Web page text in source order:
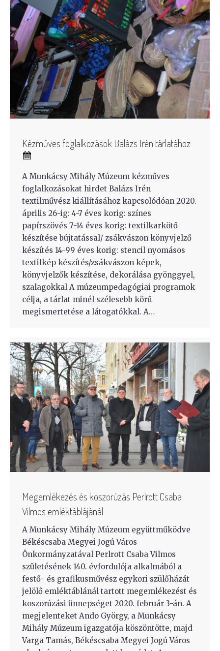
Kézműves foglalkozások Balázs Irén tárlatához
A Munkácsy Mihály Múzeum kézműves
foglalkozásokat hirdet Balázs Irén
textilművész kiállításához kapcsolódóan 2020.
április 26-ig: 4-7 éves korig: színes
papírszövés 7-14 éves korig: textilkarkötő
készítése bújtatással/ zsákvászon könyvjelző
készítés 14-99 éves korig: stencil nyomásos
textilkép készítés/zsákvászon képek,
könyvjelzők készítése, dekorálása gyönggyel,
szalagokkal A múzeumpedagógiai programok
célja, a tárlat minél szélesebb körű
megismertetése a látogatókkal. A…
Megemlékezés és koszorúzás Perlrott Csaba
Vilmos emléktáblájánál
A Munkácsy Mihály Múzeum együttműködve
Békéscsaba Megyei Jogú Város
Önkormányzatával Perlrott Csaba Vilmos
születésének 140. évfordulója alkalmából a
festő- és grafikusművész egykori szülőházát
jelölő emléktáblánál tartott megemlékezést és
koszorúzási ünnepséget 2020. február 3-án. A
megjelenteket Ando György, a Munkácsy
Mihály Múzeum igazgatója köszöntötte, majd
Varga Tamás, Békéscsaba Megyei Jogú Város